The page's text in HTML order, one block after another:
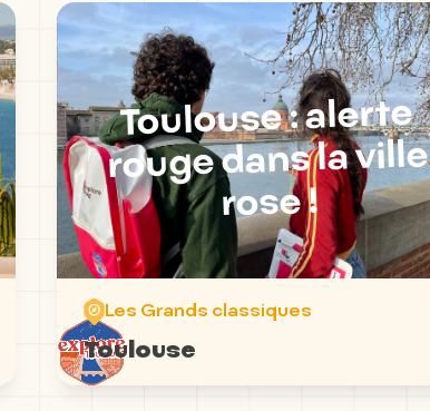
Toulouse : alerte
rouge dans la ville
rose !
Les Grands classiques
Toulouse